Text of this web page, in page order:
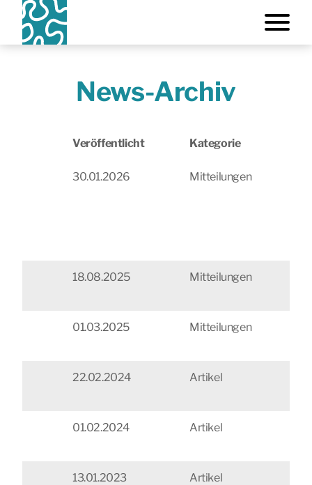
News-Archiv
Veröffentlicht Kategorie
30.01.2026 Mitteilungen
18.08.2025 Mitteilungen
01.03.2025 Mitteilungen
22.02.2024 Artikel
01.02.2024 Artikel
13.01.2023 Artikel